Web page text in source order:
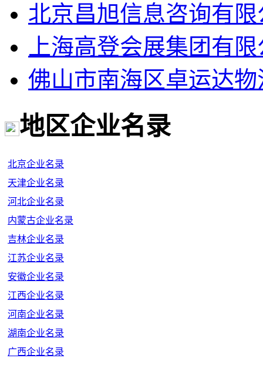
北京昌旭信息咨询有限
上海高登会展集团有
佛山市南海区卓运达物
地区企业名录
北京企业名录
天津企业名录
河北企业名录
内蒙古企业名录
吉林企业名录
江苏企业名录
安徽企业名录
江西企业名录
河南企业名录
湖南企业名录
广西企业名录